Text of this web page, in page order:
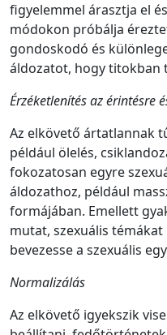
figyelemmel árasztja el
módokon próbálja
gondoskodó és
áldozatot, hogy titokban
Érzéketlenítés az érintésre
Az elkövető ártatlannak
például ölelés,
fokozatosan egyre
áldozathoz, például
formájában. Emellett
mutat, szexuális
bevezesse a szexuális
Normalizálás
Az elkövető igyekszik